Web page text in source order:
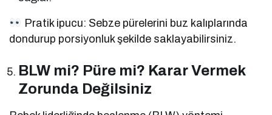
Pratik ipucu: Sebze pürelerini buz kalıplarında
dondurup porsiyonluk şekilde saklayabilirsiniz.
BLW mi? Püre mi? Karar Vermek
Zorunda Değilsiniz